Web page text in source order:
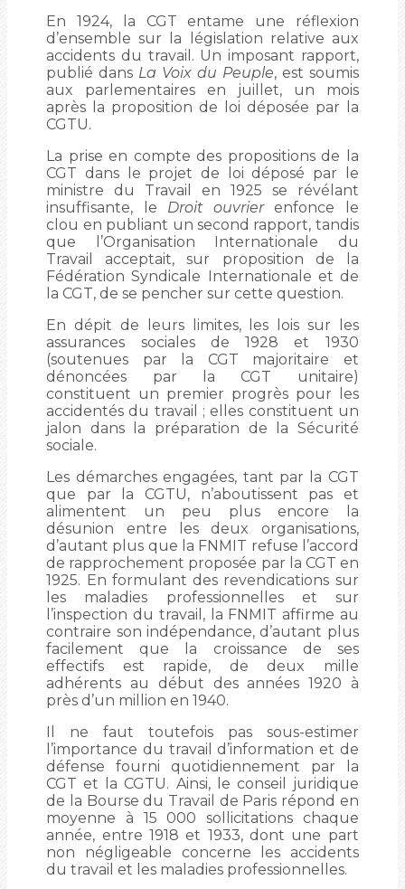
En 1924, la CGT entame une réflexion
d’ensemble sur la législation relative aux
accidents du travail. Un imposant rapport,
publié dans La Voix du Peuple, est soumis
aux parlementaires en juillet, un mois
après la proposition de loi déposée par la
CGTU.
La prise en compte des propositions de la
CGT dans le projet de loi déposé par le
ministre du Travail en 1925 se révélant
insuffisante, le Droit ouvrierenfonce le
clou en publiant un second rapport, tandis
que l’Organisation Internationale du
Travail acceptait, sur proposition de la
Fédération Syndicale Internationale et de
la CGT, de se pencher sur cette question.
En dépit de leurs limites, les lois sur les
assurances sociales de 1928 et 1930
(soutenues par la CGT majoritaire et
dénoncées par la CGT unitaire)
constituent un premier progrès pour les
accidentés du travail ; elles constituent un
jalon dans la préparation de la Sécurité
sociale.
Les démarches engagées, tant par la CGT
que par la CGTU, n’aboutissent pas et
alimentent un peu plus encore la
désunion entre les deux organisations,
d’autant plus que la FNMIT refuse l’accord
de rapprochement proposée par la CGT en
1925. En formulant des revendications sur
les maladies professionnelles et sur
l’inspection du travail, la FNMIT affirme au
contraire son indépendance, d’autant plus
facilement que la croissance de ses
effectifs est rapide, de deux mille
adhérents au début des années 1920 à
près d’un million en 1940.
Il ne faut toutefois pas sous-estimer
l’importance du travail d’information et de
défense fourni quotidiennement par la
CGT et la CGTU. Ainsi, le conseil juridique
de la Bourse du Travail de Paris répond en
moyenne à 15 000 sollicitations chaque
année, entre 1918 et 1933, dont une part
non négligeable concerne les accidents
du travail et les maladies professionnelles.